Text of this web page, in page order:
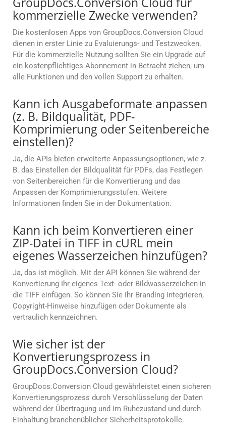
kommerzielle Zwecke verwenden?
Die kostenlosen Apps von GroupDocs.Conversion Cloud
dienen in erster Linie zu Evaluierungs- und Testzwecken.
Für die kommerzielle Nutzung sollten Sie ein Upgrade auf
ein kostenpflichtiges Abonnement in Betracht ziehen, um
alle Funktionen und den vollen Support zu erhalten.
Kann ich Ausgabeformate anpassen
(z. B. Bildqualität, PDF-
Komprimierung oder Seitenbereiche
einstellen)?
Ja, die APIs bieten erweiterte Anpassungsoptionen, wie z.
B. das Einstellen der Bildqualität für PDFs, das Festlegen
von Seitenbereichen für die Konvertierung und das
Anpassen der Komprimierungsstufen. Weitere
Informationen finden Sie in der Dokumentation.
Kann ich beim Konvertieren einer
ZIP-Datei in TIFF in cURL mein
eigenes Wasserzeichen hinzufügen?
Ja, das ist möglich. Mit der API können Sie während der
Konvertierung Ihr eigenes Text- oder Bildwasserzeichen in
die TIFF einfügen. So können Sie Ihr Branding integrieren,
Copyright-Hinweise hinzufügen oder Dokumente als
vertraulich kennzeichnen.
Wie sicher ist der
Konvertierungsprozess in
GroupDocs.Conversion Cloud?
GroupDocs.Conversion Cloud gewährleistet einen sicheren
Konvertierungsprozess durch Verschlüsselung der Daten
während der Übertragung und im Ruhezustand und durch
Einhaltung branchenüblicher Sicherheitsprotokolle.